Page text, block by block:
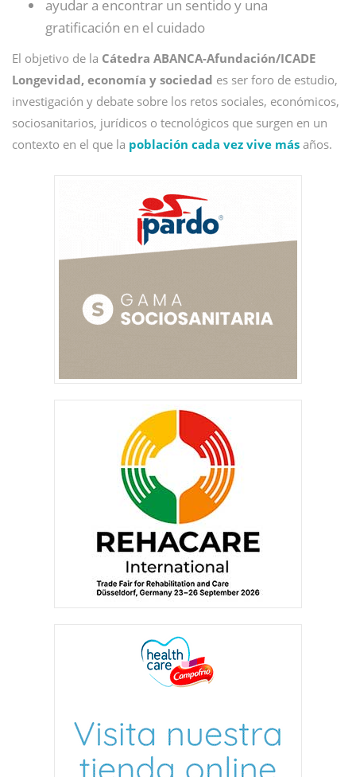
ayudar a encontrar un sentido y una
gratificación en el cuidado
El objetivo de la Cátedra ABANCA-Afundación/ICADE
Longevidad, economía y sociedad es ser foro de estudio,
investigación y debate sobre los retos sociales, económicos,
sociosanitarios, jurídicos o tecnológicos que surgen en un
contexto en el que la población cada vez vive más años.